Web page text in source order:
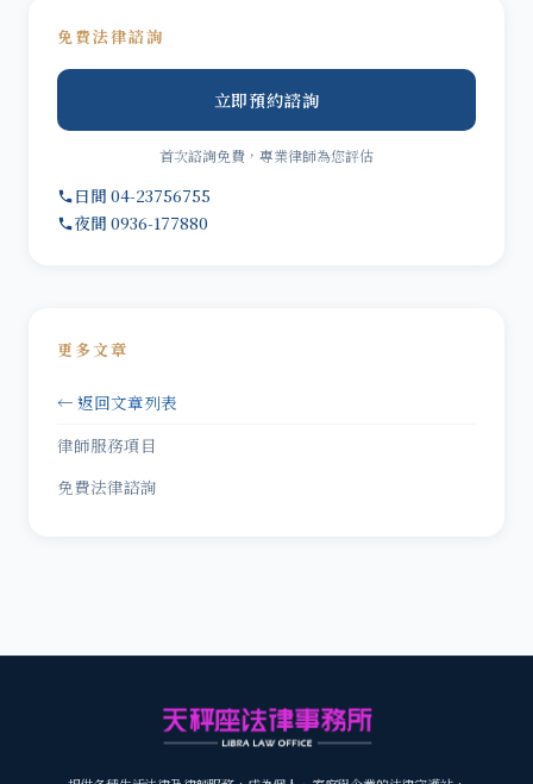
免費法律諮詢
立即預約諮詢
首次諮詢免費，專業律師為您評估
日間 04-23756755
夜間 0936-177880
更多文章
← 返回文章列表
律師服務項目
免費法律諮詢